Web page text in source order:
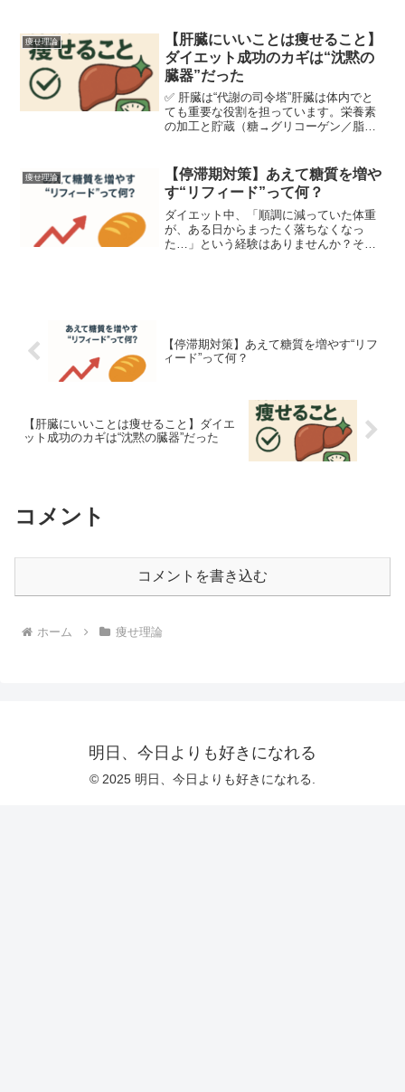
た食事管理をできるようになりました。■
食事...
痩せ理論
【肝臓にいいことは痩せること】
ダイエット成功のカギは“沈黙の
臓器”だった
✅ 肝臓は“代謝の司令塔”肝臓は体内でと
ても重要な役割を担っています。栄養素
の加工と貯蔵（糖→グリコーゲン／脂質
の消化に必要）これだけでも超多忙です
が、さらに注目すべき...
痩せ理論
【停滞期対策】あえて糖質を増や
す“リフィード”って何？
ダイエット中、「順調に減っていた体重
が、ある日からまったく落ちなくなっ
た…」という経験はありませんか？そ
【停滞期対策】あえて糖質を増やす“リフ
ィード”って何？
【肝臓にいいことは痩せること】ダイエ
ット成功のカギは“沈黙の臓器”だった
コメント
コメントを書き込む
ホーム 痩せ理論
明日、今日よりも好きになれる
© 2025 明日、今日よりも好きになれる.